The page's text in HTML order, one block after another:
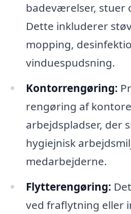
badeværelser, stuer
Dette inkluderer
mopping,
vinduespudsning.
Kontorrengøring:
rengøring af
arbejdspladser, der
hygiejnisk
medarbejderne.
Flytterengøring:
ved fraflytning eller